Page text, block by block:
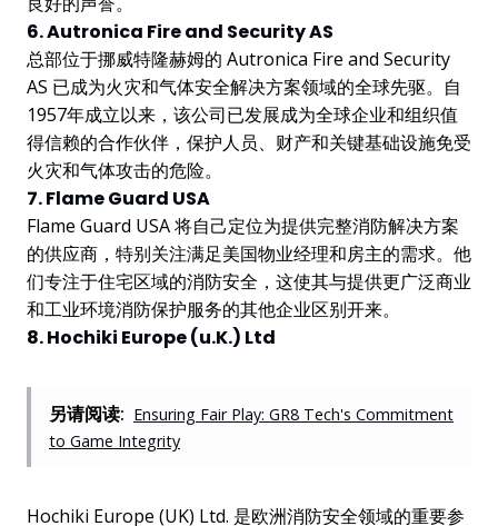
6. Autronica Fire and Security AS
总部位于挪威特隆赫姆的 Autronica Fire and Security
AS 已成为火灾和气体安全解决方案领域的全球先驱。自
1957年成立以来，该公司已发展成为全球企业和组织值
得信赖的合作伙伴，保护人员、财产和关键基础设施免受
火灾和气体攻击的危险。
7. Flame Guard USA
Flame Guard USA 将自己定位为提供完整消防解决方案
的供应商，特别关注满足美国物业经理和房主的需求。他
们专注于住宅区域的消防安全，这使其与提供更广泛商业
和工业环境消防保护服务的其他企业区别开来。
8. Hochiki Europe (u.K.) Ltd
另请阅读: Ensuring Fair Play: GR8 Tech's Commitment
to Game Integrity
Hochiki Europe (UK) Ltd. 是欧洲消防安全领域的重要参